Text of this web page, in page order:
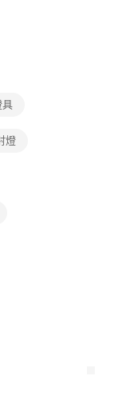
。
，可透過四大超商／
要取消訂單，請聯絡
顯示為準，若有關於
support/home
後付」服務完成之交
具
燈